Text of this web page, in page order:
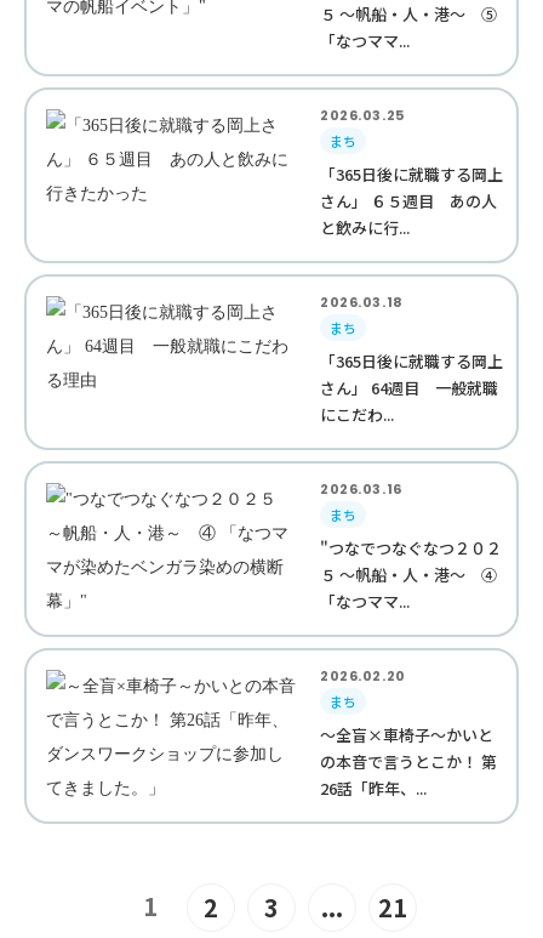
５ ～帆船・人・港～ ⑤
「なつママ...
2026.03.25
まち
「365日後に就職する岡上
さん」 ６５週目 あの人
と飲みに行...
2026.03.18
まち
「365日後に就職する岡上
さん」 64週目 一般就職
にこだわ...
2026.03.16
まち
"つなでつなぐなつ２０２
５ ～帆船・人・港～ ④
「なつママ...
2026.02.20
まち
～全盲×車椅子～かいと
の本音で言うとこか！ 第
26話「昨年、...
1 2 3 ... 21